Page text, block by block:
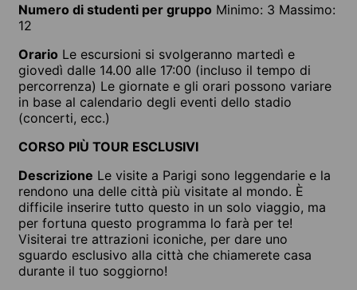
Numero di studenti per gruppo Minimo: 3 Massimo:
12
Orario Le escursioni si svolgeranno martedì e
giovedì dalle 14.00 alle 17:00 (incluso il tempo di
percorrenza) Le giornate e gli orari possono variare
in base al calendario degli eventi dello stadio
(concerti, ecc.)
CORSO PIÙ TOUR ESCLUSIVI
Descrizione Le visite a Parigi sono leggendarie e la
rendono una delle città più visitate al mondo. È
difficile inserire tutto questo in un solo viaggio, ma
per fortuna questo programma lo farà per te!
Visiterai tre attrazioni iconiche, per dare uno
sguardo esclusivo alla città che chiamerete casa
durante il tuo soggiorno!